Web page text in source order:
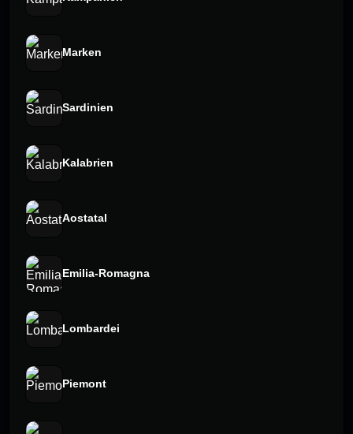
Marken
Sardinien⁠
Kalabrien
Aostatal⁠
Emilia-Romagna⁠
Lombardei
Piemont